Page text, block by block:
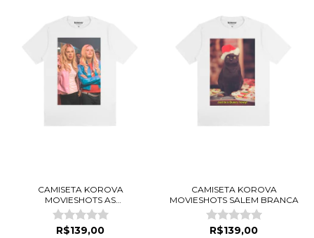
CAMISETA KOROVA
MOVIESHOTS AS
BRANQUELAS...
R$139,00
CAMISETA KOROVA
MOVIESHOTS SALEM BRANCA
R$139,00